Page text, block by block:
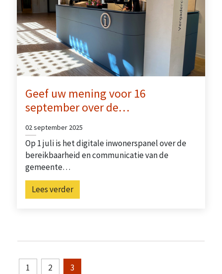
Geef uw mening voor 16
september over de…
02 september 2025
Op 1 juli is het digitale inwonerspanel over de
bereikbaarheid en communicatie van de
gemeente…
Lees verder
1 2 3